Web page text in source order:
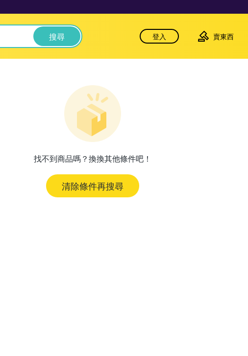
搜尋 登入 賣東西
找不到商品嗎？換換其他條件吧！
清除條件再搜尋